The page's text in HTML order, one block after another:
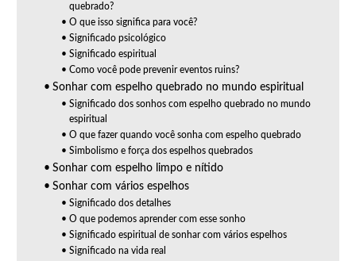
quebrado?
O que isso significa para você?
Significado psicológico
Significado espiritual
Como você pode prevenir eventos ruins?
Sonhar com espelho quebrado no mundo espiritual
Significado dos sonhos com espelho quebrado no mundo
espiritual
O que fazer quando você sonha com espelho quebrado
Simbolismo e força dos espelhos quebrados
Sonhar com espelho limpo e nítido
Sonhar com vários espelhos
Significado dos detalhes
O que podemos aprender com esse sonho
Significado espiritual de sonhar com vários espelhos
Significado na vida real